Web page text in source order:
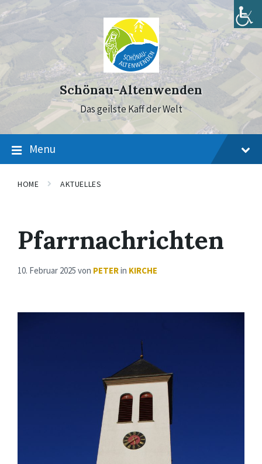
to
content
to
main
navigation
to
footer
Schönau-Altenwenden
Das geilste Kaff der Welt
Menu
HOME AKTUELLES
Pfarrnachrichten
10. Februar 2025 von PETERin KIRCHE